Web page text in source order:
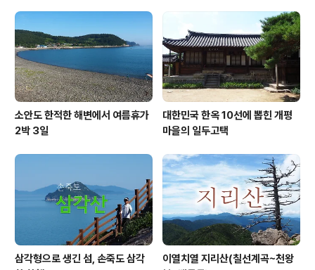
은 고추가 어설픈 촌부의 손길에도 기특하게 잘 자랐습니
다. 비닐도 씌우지 않고.. 비료도 안 주고.. 농약도 한 번 안
쳤는데.. 겨울에 먹을 고추 장아찌도 넉넉합니다. 이제는 말
리는 일만 남..
소안도 한적한 해변에서 여름휴가
2박 3일
대한민국 한옥 10선에 뽑힌 개평
마을의 일두고택
삼각형으로 생긴 섬, 손죽도 삼각
이열치열 지리산(칠선계곡~천왕